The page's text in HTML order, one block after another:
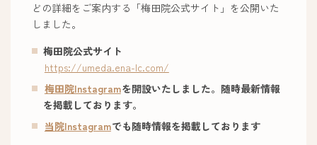
どの詳細をご案内する「梅田院公式サイト」を公開いた
しました。
梅田院公式サイト
https://umeda.ena-lc.com/
梅田院Instagramを開設いたしました。随時最新情報
を掲載しております。
当院Instagramでも随時情報を掲載しております